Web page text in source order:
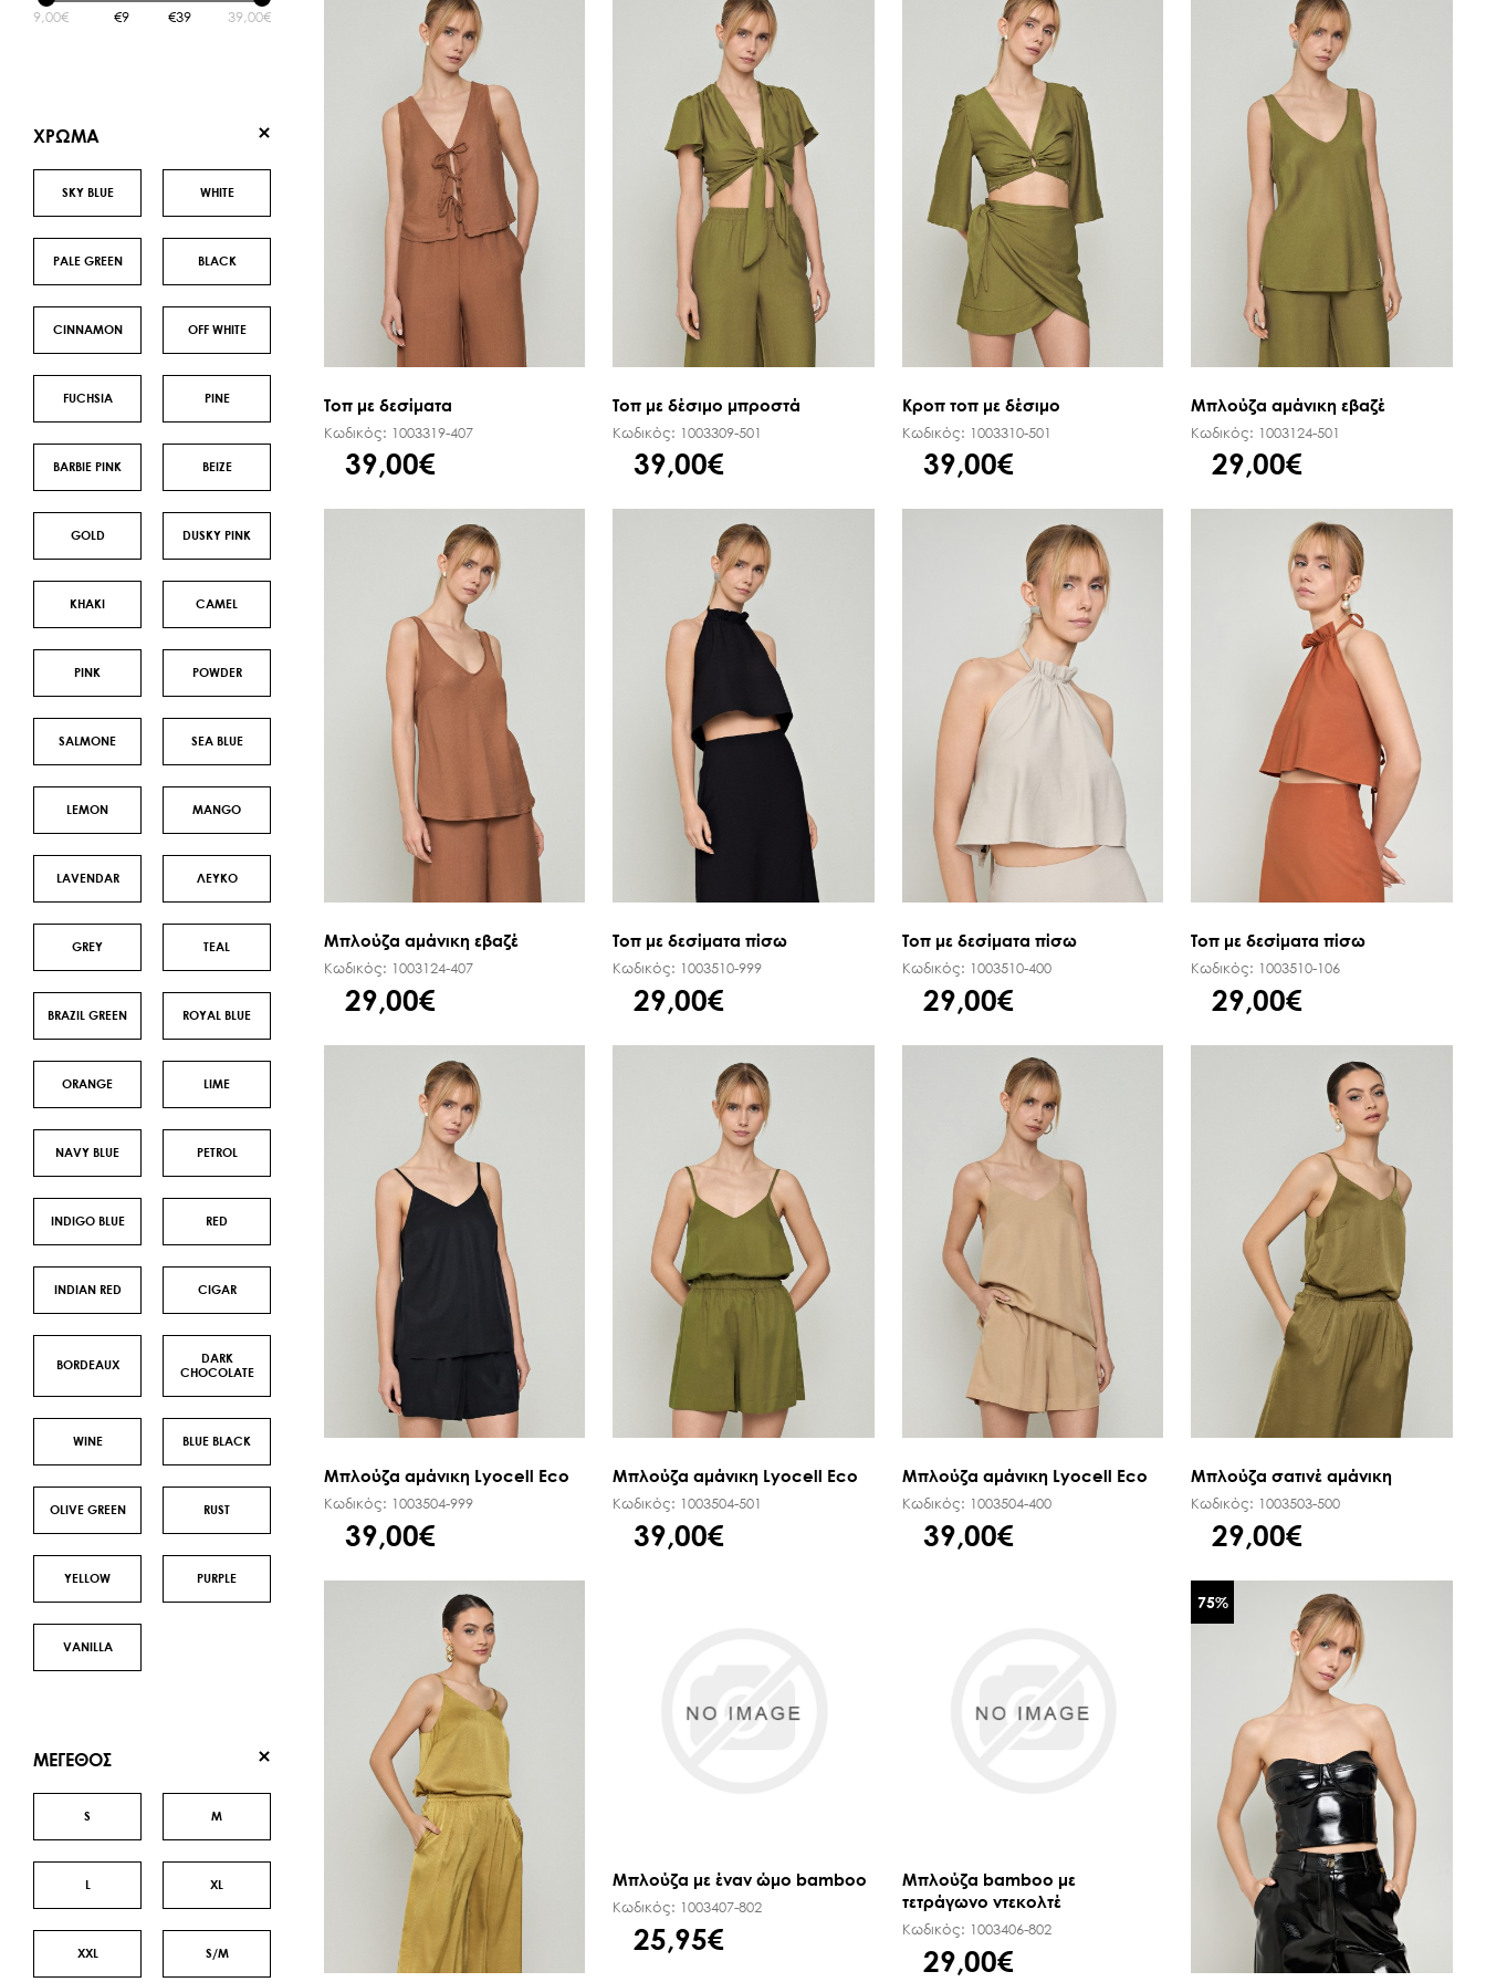
ΠΕΔΙΛΑ ΜΕ ΤΑΚΟΥΝΙ
ΟΛΑ ΤΑ ΑΞΕΣΟΥΑΡ
9,00€ 39,00€
9 39
XΡΩΜΑ
SKY BLUE WHITE
PALE GREEN BLACK
CINNAMON OFF WHITE
FUCHSIA PINE
BARBIE PINK BEIZE
GOLD DUSKY PINK
ΚΗΑΚΙ CAMEL
PINK POWDER
SALMONE SEA BLUE
LEMON MANGO
LAVENDAR ΛΕΥΚΟ
GREY TEAL
BRAZIL GREEN ROYAL BLUE
ORANGE LIME
NAVY BLUE PETROL
INDIGO BLUE RED
INDIAN RED CIGAR
BORDEAUX
DARK
CHOCOLATE
WINE BLUE BLACK
OLIVE GREEN RUST
YELLOW PURPLE
VANILLA
ΜΕΓΕΘΟΣ
S M
L XL
XXL S/M
Τοπ με δεσίματα
Κωδικός: 1003319-407
39,00€
Τοπ με δέσιμο μπροστά
Κωδικός: 1003309-501
39,00€
Κροπ τοπ με δέσιμο
Κωδικός: 1003310-501
39,00€
Μπλούζα αμάνικη εβαζέ
Κωδικός: 1003124-501
29,00€
Μπλούζα αμάνικη εβαζέ
Κωδικός: 1003124-407
29,00€
Τοπ με δεσίματα πίσω
Κωδικός: 1003510-999
29,00€
Τοπ με δεσίματα πίσω
Κωδικός: 1003510-400
29,00€
Τοπ με δεσίματα πίσω
Κωδικός: 1003510-106
29,00€
Μπλούζα αμάνικη Lyocell Eco
Κωδικός: 1003504-999
39,00€
Μπλούζα αμάνικη Lyocell Eco
Κωδικός: 1003504-501
39,00€
Μπλούζα αμάνικη Lyocell Eco
Κωδικός: 1003504-400
39,00€
Μπλούζα σατινέ αμάνικη
Κωδικός: 1003503-500
29,00€
Μπλούζα με έναν ώμο bamboo
Κωδικός: 1003407-802
25,95€
Μπλούζα bamboo με
τετράγωνο ντεκολτέ
Κωδικός: 1003406-802
29,00€
75%